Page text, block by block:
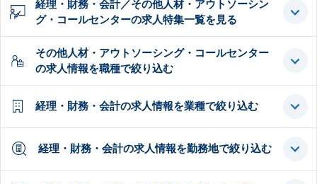
経理・財務・会計／その他人材・アウトソーシン
グ・コールセンターの求人特集一覧を見る
その他人材・アウトソーシング・コールセンター
の求人情報を職種で絞り込む
経理・財務・会計の求人情報を業種で絞り込む
経理・財務・会計の求人情報を勤務地で絞り込む